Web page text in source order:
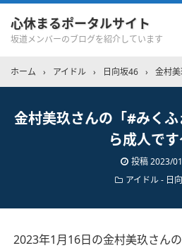
心休まるポータルサイト
坂道メンバーのブログを紹介しています
ホーム › アイドル › 日向坂46 › 金村
金村美玖さんの「#みく
ら成人です
投稿2023/
アイドル - 日
2023年1月16日の金村美玖さん